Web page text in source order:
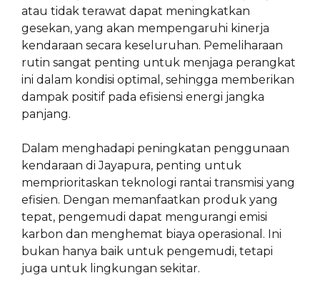
atau tidak terawat dapat meningkatkan
gesekan, yang akan mempengaruhi kinerja
kendaraan secara keseluruhan. Pemeliharaan
rutin sangat penting untuk menjaga perangkat
ini dalam kondisi optimal, sehingga memberikan
dampak positif pada efisiensi energi jangka
panjang.
Dalam menghadapi peningkatan penggunaan
kendaraan di Jayapura, penting untuk
memprioritaskan teknologi rantai transmisi yang
efisien. Dengan memanfaatkan produk yang
tepat, pengemudi dapat mengurangi emisi
karbon dan menghemat biaya operasional. Ini
bukan hanya baik untuk pengemudi, tetapi
juga untuk lingkungan sekitar.